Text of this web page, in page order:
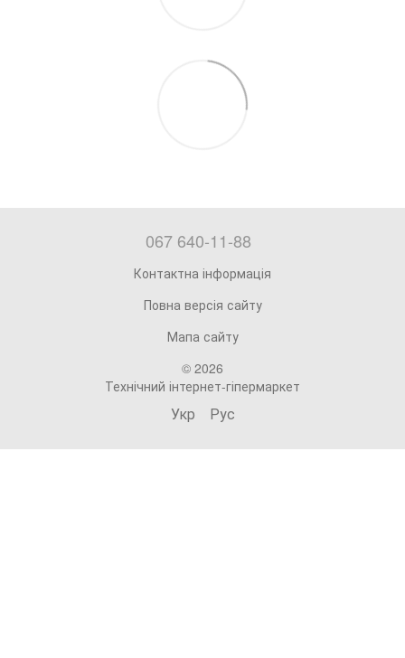
067 640-11-88
Контактна інформація
Повна версія сайту
Мапа сайту
© 2026
Технічний інтернет-гіпермаркет
Укр Рус